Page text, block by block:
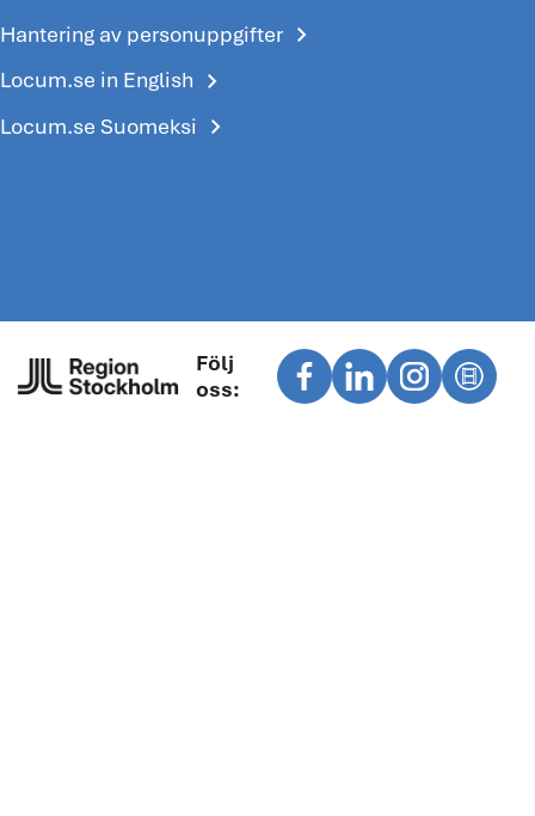
Hantering av personuppgifter chevron_right
Locum.se in English chevron_right
Locum.se Suomeksi chevron_right
Följ
oss: